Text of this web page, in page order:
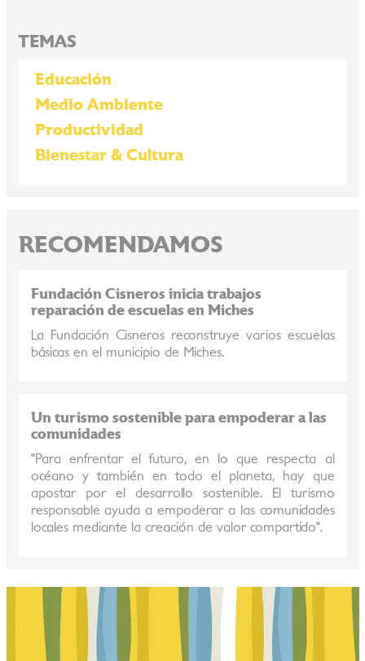
TEMAS
Educación
Medio Ambiente
Productividad
Bienestar & Cultura
RECOMENDAMOS
Fundación Cisneros inicia trabajos
reparación de escuelas en Miches
La Fundación Cisneros reconstruye varios escuelas
básicas en el municipio de Miches.
Un turismo sostenible para empoderar a las
comunidades
"Para enfrentar el futuro, en lo que respecta al
océano y también en todo el planeta, hay que
apostar por el desarrollo sostenible. El turismo
responsable ayuda a empoderar a las comunidades
locales mediante la creación de valor compartido".